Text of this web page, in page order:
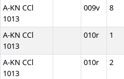
A-KN CCl
1013
009v 8
A-KN CCl
1013
010r 1
A-KN CCl
1013
010r 2